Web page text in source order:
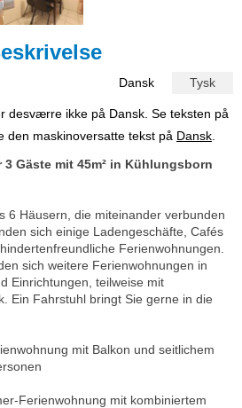
Dansk Tysk
desværre ikke på Dansk. Se teksten på
den maskinoversatte tekst på Dansk
Gäste mit 45m² in Kühlungsborn
6 Häusern, die miteinander verbunden
sich einige Ladengeschäfte, Cafés
Ferienwohnungen.
sich weitere Ferienwohnungen in
Einrichtungen, teilweise mit
Ein Fahrstuhl bringt Sie gerne in die
mit Balkon und seitlichem
Ferienwohnung mit kombiniertem